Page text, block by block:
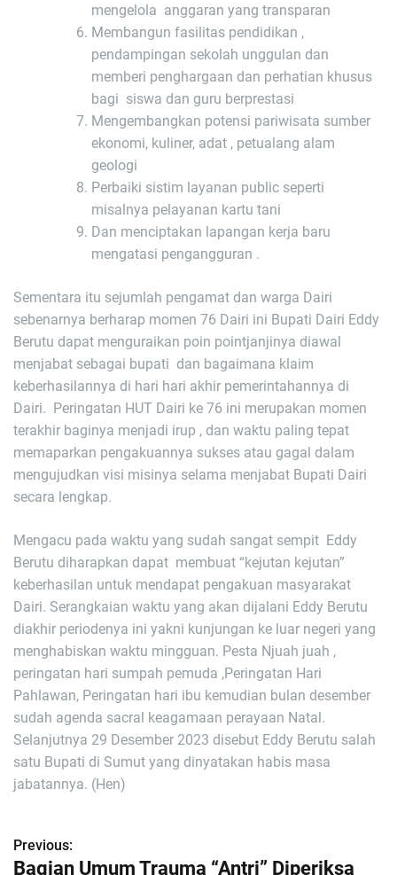
mengelola anggaran yang transparan
Membangun fasilitas pendidikan ,
pendampingan sekolah unggulan dan
memberi penghargaan dan perhatian khusus
bagi siswa dan guru berprestasi
Mengembangkan potensi pariwisata sumber
ekonomi, kuliner, adat , petualang alam
geologi
Perbaiki sistim layanan public seperti
misalnya pelayanan kartu tani
Dan menciptakan lapangan kerja baru
mengatasi pengangguran .
Sementara itu sejumlah pengamat dan warga Dairi
sebenarnya berharap momen 76 Dairi ini Bupati Dairi Eddy
Berutu dapat menguraikan poin pointjanjinya diawal
menjabat sebagai bupati dan bagaimana klaim
keberhasilannya di hari hari akhir pemerintahannya di
Dairi. Peringatan HUT Dairi ke 76 ini merupakan momen
terakhir baginya menjadi irup , dan waktu paling tepat
memaparkan pengakuannya sukses atau gagal dalam
mengujudkan visi misinya selama menjabat Bupati Dairi
secara lengkap.
Mengacu pada waktu yang sudah sangat sempit Eddy
Berutu diharapkan dapat membuat “kejutan kejutan”
keberhasilan untuk mendapat pengakuan masyarakat
Dairi. Serangkaian waktu yang akan dijalani Eddy Berutu
diakhir periodenya ini yakni kunjungan ke luar negeri yang
menghabiskan waktu mingguan. Pesta Njuah juah ,
peringatan hari sumpah pemuda ,Peringatan Hari
Pahlawan, Peringatan hari ibu kemudian bulan desember
sudah agenda sacral keagamaan perayaan Natal.
Selanjutnya 29 Desember 2023 disebut Eddy Berutu salah
satu Bupati di Sumut yang dinyatakan habis masa
jabatannya. (Hen)
N
Previous:
Bagian Umum Trauma “Antri” Diperiksa